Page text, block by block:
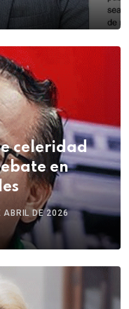
celeridad
en
ABRIL DE 2026